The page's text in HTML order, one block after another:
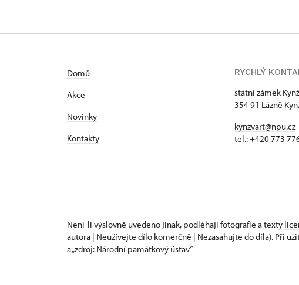
Domů
Akce
Novinky
Kontakty
RYCHLÝ
státní zámek
354 91 Lázně
kynzvart@npu.cz
tel.: +420 773
Není-li výslovně uvedeno jinak, podléhají fotografie a texty
autora | Neužívejte dílo komerčně | Nezasahujte do díla). Při
a „zdroj: Národní památkový ústav“